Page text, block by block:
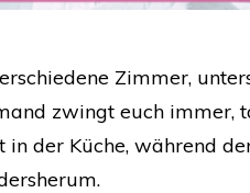
Zimmer,
zwingt euch immer,
in der Küche, während